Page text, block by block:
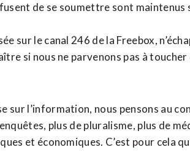
de se soumettre sont maintenus
sur le canal 246 de la Freebox,
si nous ne parvenons pas à toucher
l’information, nous pensons au
plus de pluralisme, plus de
et économiques. C’est pour cela